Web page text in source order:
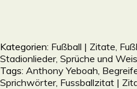
Kategorien: Fußball | Zitate,
Stadionlieder, Sprüche und
Tags: Anthony Yeboah
Sprichwörter, Fussballzitat |